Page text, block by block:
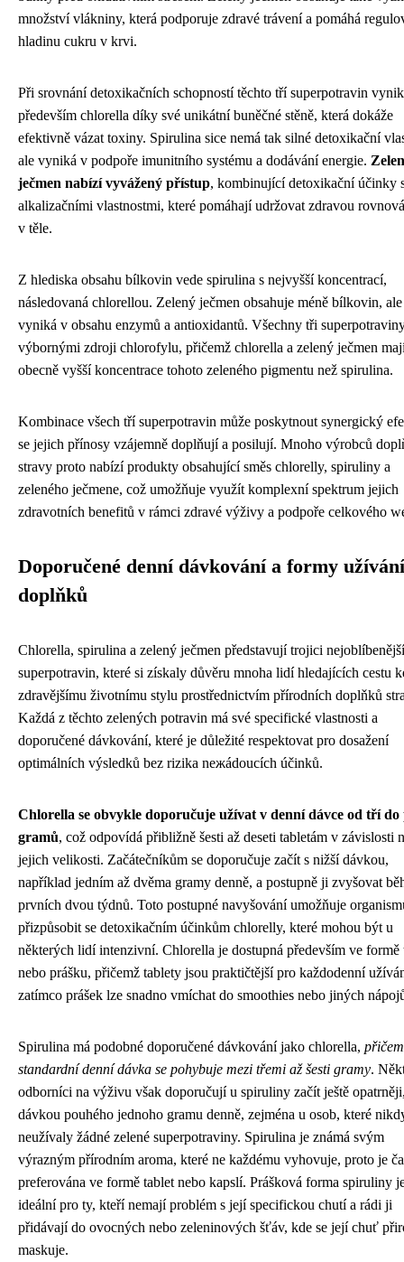
množství vlákniny, která podporuje zdravé trávení a pomáhá
hladinu cukru v krvi.
Při srovnání detoxikačních schopností těchto tří superpotravin
především chlorella díky své unikátní buněčné stěně, která dokáže
efektivně vázat toxiny. Spirulina sice nemá tak silné detoxikační
ale vyniká v podpoře imunitního systému a dodávání energie.
ječmen nabízí vyvážený přístup, kombinující detoxikační účinky
alkalizačními vlastnostmi, které pomáhají udržovat zdravou
v těle.
Z hlediska obsahu bílkovin vede spirulina s nejvyšší koncentrací,
následovaná chlorellou. Zelený ječmen obsahuje méně bílkovin, ale
vyniká v obsahu enzymů a antioxidantů. Všechny tři
výbornými zdroji chlorofylu, přičemž chlorella a zelený ječmen
obecně vyšší koncentrace tohoto zeleného pigmentu než spirulina.
Kombinace všech tří superpotravin může poskytnout synergický
se jejich přínosy vzájemně doplňují a posilují. Mnoho výrobců
stravy proto nabízí produkty obsahující směs chlorelly, spiruliny a
zeleného ječmene, což umožňuje využít komplexní spektrum jejich
zdravotních benefitů v rámci zdravé výživy a podpoře celkového
Doporučené denní dávkování a formy užívání
doplňků
Chlorella, spirulina a zelený ječmen představují trojici
superpotravin, které si získaly důvěru mnoha lidí hledajících cestu
zdravějšímu životnímu stylu prostřednictvím přírodních doplňků
Každá z těchto zelených potravin má své specifické vlastnosti a
doporučené dávkování, které je důležité respektovat pro dosažení
optimálních výsledků bez rizika nежádoucích účinků.
Chlorella se obvykle doporučuje užívat v denní dávce od tří do
gramů, což odpovídá přibližně šesti až deseti tabletám v závislosti
jejich velikosti. Začátečníkům se doporučuje začít s nižší dávkou,
například jedním až dvěma gramy denně, a postupně ji zvyšovat
prvních dvou týdnů. Toto postupné navyšování umožňuje
přizpůsobit se detoxikačním účinkům chlorelly, které mohou být u
některých lidí intenzivní. Chlorella je dostupná především ve formě
nebo prášku, přičemž tablety jsou praktičtější pro každodenní
zatímco prášek lze snadno vmíchat do smoothies nebo jiných
Spirulina má podobné doporučené dávkování jako chlorella,
standardní denní dávka se pohybuje mezi třemi až šesti gramy.
odborníci na výživu však doporučují u spiruliny začít ještě
dávkou pouhého jednoho gramu denně, zejména u osob, které
neužívaly žádné zelené superpotraviny. Spirulina je známá svým
výrazným přírodním aroma, které ne každému vyhovuje, proto je
preferována ve formě tablet nebo kapslí. Prášková forma spiruliny
ideální pro ty, kteří nemají problém s její specifickou chutí a rádi ji
přidávají do ovocných nebo zeleninových šťáv, kde se její chuť
maskuje.